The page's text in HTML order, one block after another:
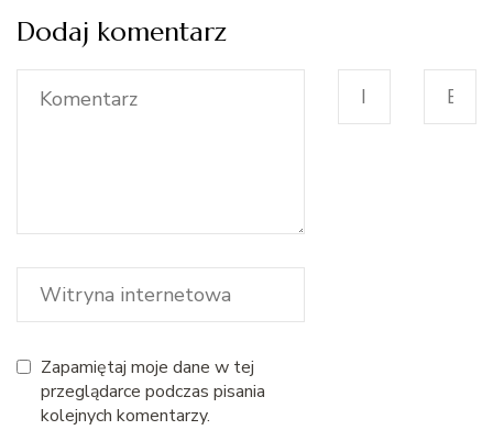
Dodaj komentarz
Zapamiętaj moje dane w tej
przeglądarce podczas pisania
kolejnych komentarzy.